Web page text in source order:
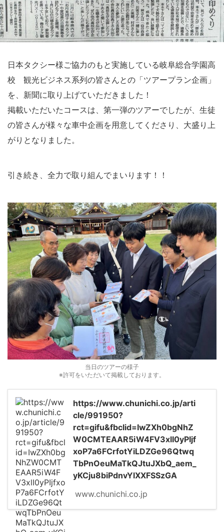
日本タクシー様ご協力のもと実施している岐阜総合学園高
校 観光ビジネス系列の皆さんとの「ツアープラン企画」
を、新聞に取り上げていただきました！
掲載いただいたコースは、第一弾のツアーでしたが、生徒
の皆さんが様々な車中企画を用意してくださり、大盛り上
がりとなりました。
引き続き、全力で取り組んでまいります！！
当日のツアーの様子
※許可をいただいて掲載しております。
https://www.chunichi.co.jp/arti
cle/991950?
rct=gifu&fbclid=IwZXh0bgNhZ
W0CMTEAAR5iW4FV3xlI0yPIjf
xoP7a6FCrfotYiLDZGe96Qtwq
TbPnOeuMaTkQJtuJXbQ_aem_
yKCju8biPdnvYlXXFSSzGA
www.chunichi.co.jp